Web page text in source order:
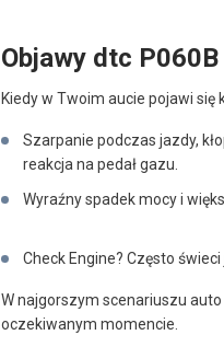
Objawy dtc P060B
Kiedy w Twoim aucie pojawi
Szarpanie podczas jazdy,
reakcja na pedał gazu.
Wyraźny spadek mocy i
Check Engine? Często
W najgorszym scenariuszu
oczekiwanym momencie.